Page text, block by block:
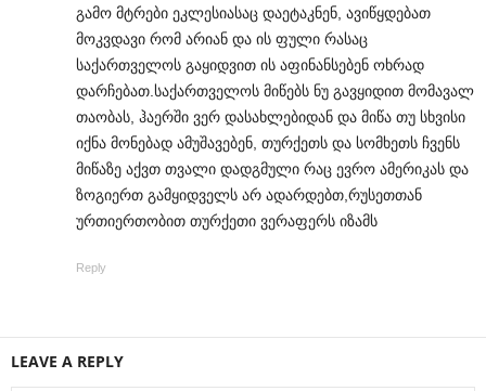
გამო მტრები ეკლესიასაც დაეტაკნენ, ავიწყდებათ
მოკვდავი რომ არიან და ის ფული რასაც
საქართველოს გაყიდვით ის აფინანსებენ ოხრად
დარჩებათ.საქართველოს მიწებს ნუ გავყიდით მომავალ
თაობას, ჰაერში ვერ დასახლებიდან და მიწა თუ სხვისი
იქნა მონებად ამუშავებენ, თურქეთს და სომხეთს ჩვენს
მიწაზე აქვთ თვალი დადგმული რაც ევრო ამერიკას და
ზოგიერთ გამყიდველს არ ადარდებთ,რუსეთთან
ურთიერთობით თურქეთი ვერაფერს იზამს
Reply
LEAVE A REPLY